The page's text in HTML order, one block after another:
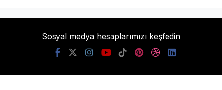
Sosyal medya hesaplarımızı keşfedin